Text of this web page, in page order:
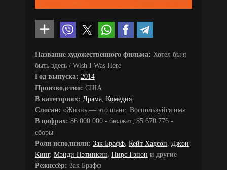
Название художественного фильма: Хотел бы я
быть здесь / Wish I Was Here
Год выпуска: 2014
Производство: США
В категориях: Драма Комедия
Слоган: «Жизнь — это шанс. Воспользуйся им»
В цифрах: $6 000 000 - бюджет; $5 670 776 -
сборы
Роли исполнили: Зак Брафф Кейт Хадсон
Джои
Кинг, Мэнди Пэтинкин Пирс Гэнон и другие
Режиссёр: Зак Брафф